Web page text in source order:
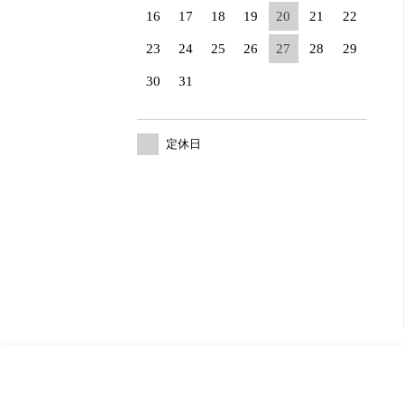
16 17 18 19 20 21 22
23 24 25 26 27 28 29
30 31
定休日